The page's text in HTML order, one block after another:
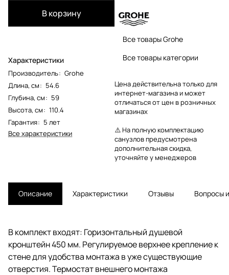
В корзину
Характеристики
Производитель: Grohe
Длина, см: 54.6
Глубина, см: 59
Высота, см: 110.4
Гарантия: 5 лет
Все характеристики
Все товары Grohe
Все товары категории
Цена действительна только для
интернет-магазина и может
отличаться от цен в розничных
магазинах
⚠️ На полную комплектацию
санузлов предусмотрена
дополнительная скидка,
уточняйте у менеджеров
Описание Характеристики Отзывы Вопросы
В комплект входят: Горизонтальный душевой
кронштейн 450 мм. Регулируемое верхнее крепление к
стене для удобства монтажа в уже существующие
отверстия. Термостат внешнего монтажа